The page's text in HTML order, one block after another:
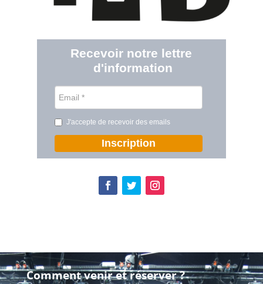
Recevoir notre lettre
d'information
J'accepte de recevoir des emails
Inscription
Comment venir et réserver ?